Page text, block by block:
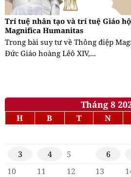
Trí tuệ nhân tạo và trí tuệ Giáo
Magnifica Humanitas
Trong bài suy tư về Thông điệp
Đức Giáo hoàng Lêô XIV,...
Tháng 8
H B T N
3
4 5 6
10
11 12 13